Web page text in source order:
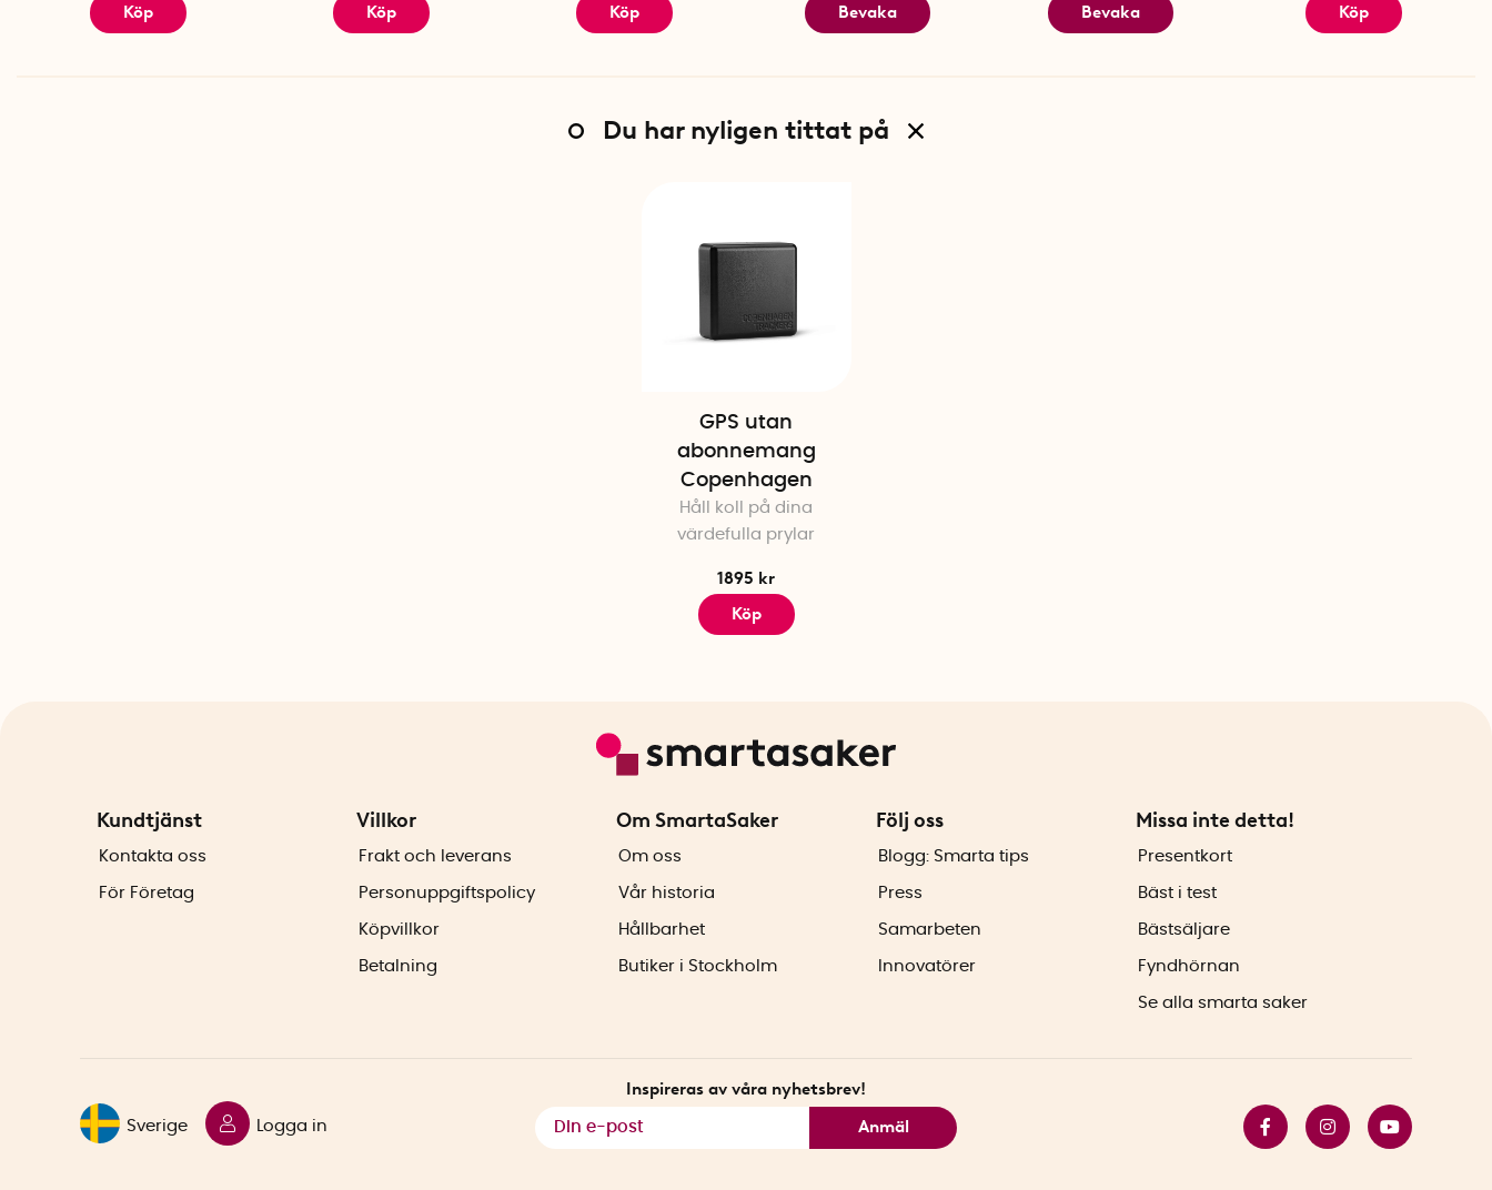
Köp
Köp
Köp
Bevaka
Bevaka
Köp
Du har nyligen tittat på
GPS utan
abonnemang
Copenhagen
Håll koll på dina
värdefulla prylar
1895 kr
Köp
Kundtjänst
Kontakta oss
För Företag
Villkor
Frakt och leverans
Personuppgiftspolicy
Köpvillkor
Betalning
Om SmartaSaker
Om oss
Vår historia
Hållbarhet
Butiker i Stockholm
Följ oss
Blogg: Smarta tips
Press
Samarbeten
Innovatörer
Missa inte detta!
Presentkort
Bäst i test
Bästsäljare
Fyndhörnan
Se alla smarta saker
Sverige Logga in
Inspireras av våra nyhetsbrev!
Anmäl